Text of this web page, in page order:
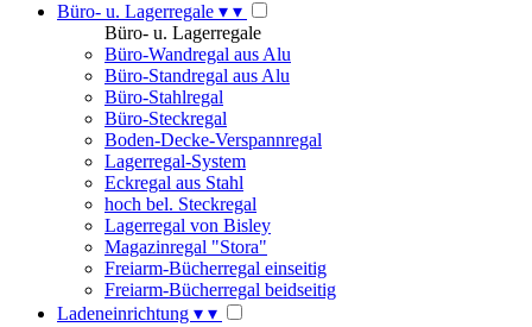
Büro- u. Lagerregale ▾ ▾
Büro- u. Lagerregale
Büro-Wandregal aus Alu
Büro-Standregal aus Alu
Büro-Stahlregal
Büro-Steckregal
Boden-Decke-Verspannregal
Lagerregal-System
Eckregal aus Stahl
hoch bel. Steckregal
Lagerregal von Bisley
Magazinregal "Stora"
Freiarm-Bücherregal einseitig
Freiarm-Bücherregal beidseitig
Ladeneinrichtung ▾ ▾